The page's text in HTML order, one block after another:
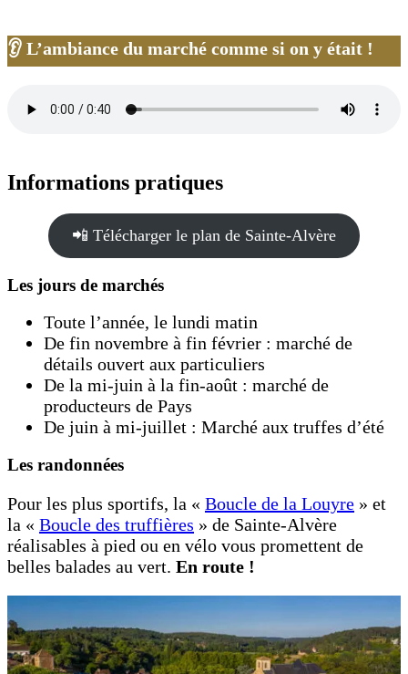
👂 L’ambiance du marché comme si on y était !
Informations pratiques
📲 Télécharger le plan de Sainte-Alvère
Les jours de marchés
Toute l’année, le lundi matin
De fin novembre à fin février : marché de
détails ouvert aux particuliers
De la mi-juin à la fin-août : marché de
producteurs de Pays
De juin à mi-juillet : Marché aux truffes d’été
Les randonnées
Pour les plus sportifs, la « Boucle de la Louyre » et
la « Boucle des truffières » de Sainte-Alvère
réalisables à pied ou en vélo vous promettent de
belles balades au vert. En route !